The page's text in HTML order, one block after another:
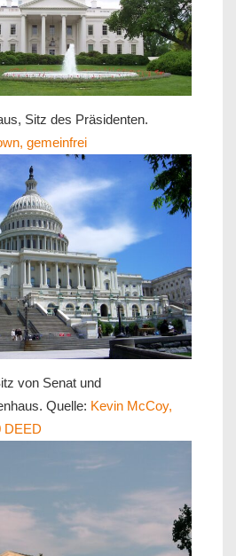
Sitz des Präsidenten.
gemeinfrei
von Senat und
Quelle: Kevin McCoy,
DEED